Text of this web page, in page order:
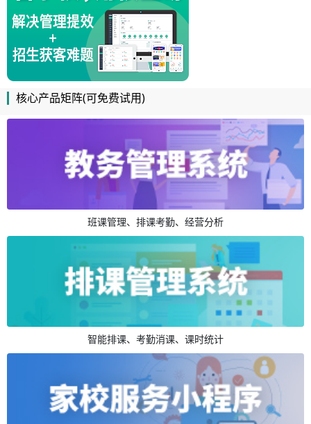
核心产品矩阵(可免费试用)
班课管理、排课考勤、经营分析
智能排课、考勤消课、课时统计